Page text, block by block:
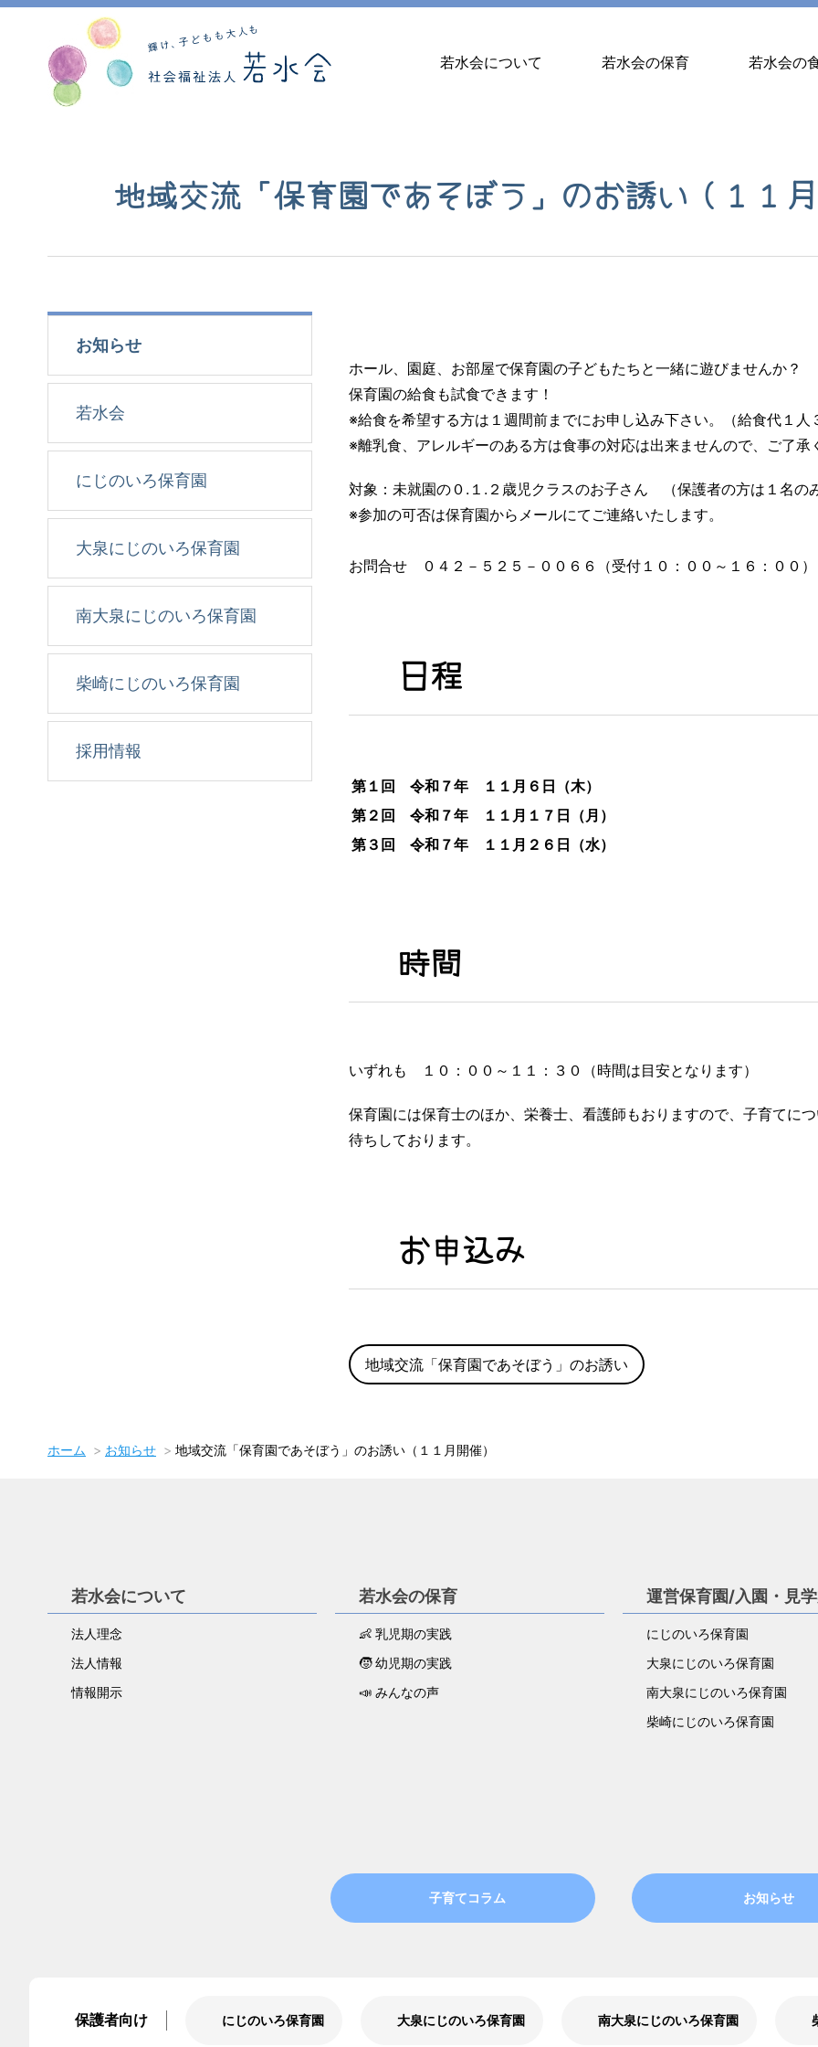
若水会について 若水会の保育 若水会の
地域交流「保育園であそぼう」のお誘い（１１月
ホール、園庭、お部屋で保育園の子どもたちと一緒に遊びませんか？
保育園の給食も試食できます！
※給食を希望する方は１週間前までにお申し込み下さい。（給食代１人
※離乳食、アレルギーのある方は食事の対応は出来ませんので、ご了承
対象：未就園の０.１.２歳児クラスのお子さん （保護者の方は１名のみ
※参加の可否は保育園からメールにてご連絡いたします。
お問合せ ０４２－５２５－００６６（受付１０：００～１６：００）
日程
第１回 令和７年 １１月６日（木）
第２回 令和７年 １１月１７日（月）
第３回 令和７年 １１月２６日（水）
時間
いずれも １０：００～１１：３０（時間は目安となります）
保育園には保育士のほか、栄養士、看護師もおりますので、子育てに
待ちしております。
お申込み
地域交流「保育園であそぼう」のお誘い
お知らせ
若水会
にじのいろ保育園
大泉にじのいろ保育園
南大泉にじのいろ保育園
柴崎にじのいろ保育園
採用情報
ホーム お知らせ 地域交流「保育園であそぼう」のお誘い（１１月開催）
若水会について
法人理念
法人情報
情報開示
若水会の保育
👶 乳児期の実践
🧒 幼児期の実践
📣 みんなの声
運営保育園/入園・見
にじのいろ保育園
大泉にじのいろ保育園
南大泉にじのいろ保育園
柴崎にじのいろ保育園
子育てコラム お知らせ
保護者向け にじのいろ保育園 大泉にじのいろ保育園 南大泉にじのいろ保育園